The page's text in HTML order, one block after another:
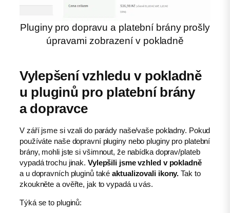
Pluginy pro dopravu a platební brány prošly
úpravami zobrazení v pokladně
Vylepšení vzhledu v pokladně
u pluginů pro platební brány
a dopravce
V září jsme si vzali do parády naše/vaše pokladny. Pokud
používáte naše dopravní pluginy nebo pluginy pro platební
brány, mohli jste si všimnout, že nabídka doprav/plateb
vypadá trochu jinak. Vylepšili jsme vzhled v pokladně
a u dopravních pluginů takéaktualizovali ikony. Tak to
zkoukněte a ověřte, jak to vypadá u vás.
Týká se to pluginů: